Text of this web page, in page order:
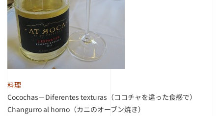
料理
Cocochas－Diferentes texturas（ココチャを違った食感で）
Changurro al horno（カニのオーブン焼き）